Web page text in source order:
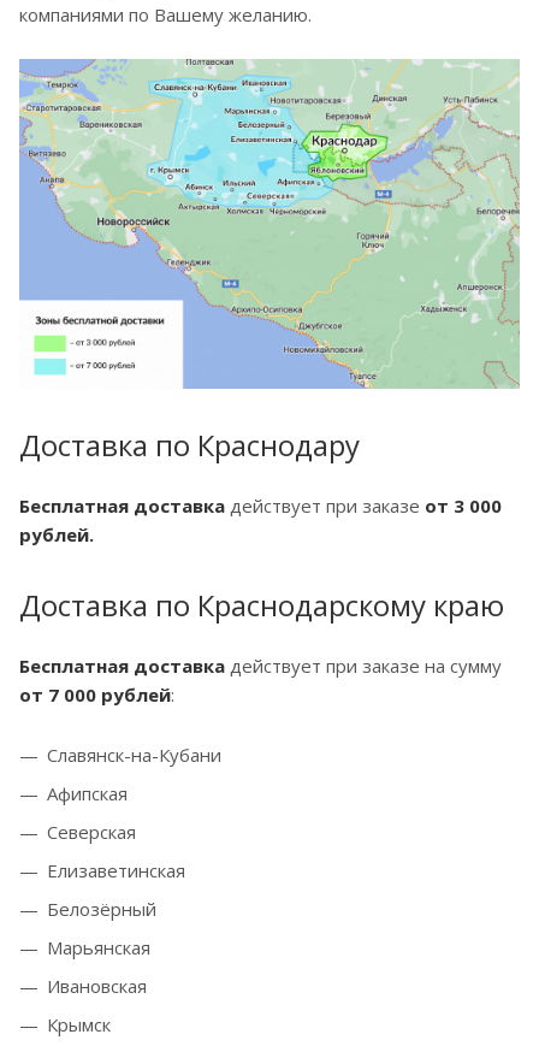
компаниями по Вашему желанию.
Доставка по Краснодару
Бесплатная доставка действует при заказе от 3 000
рублей.
Доставка по Краснодарскому краю
Бесплатная доставка действует при заказе на сумму
от 7 000 рублей:
Славянск-на-Кубани
Афипская
Северская
Елизаветинская
Белозёрный
Марьянская
Ивановская
Крымск